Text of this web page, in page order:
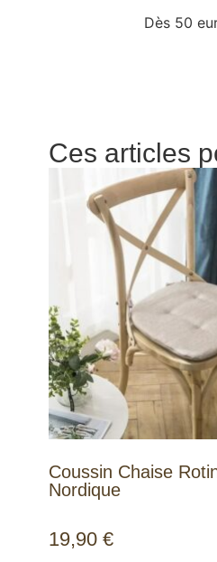
Dès 50
Ces articles
Coussin Chaise
Nordique
19,90 €